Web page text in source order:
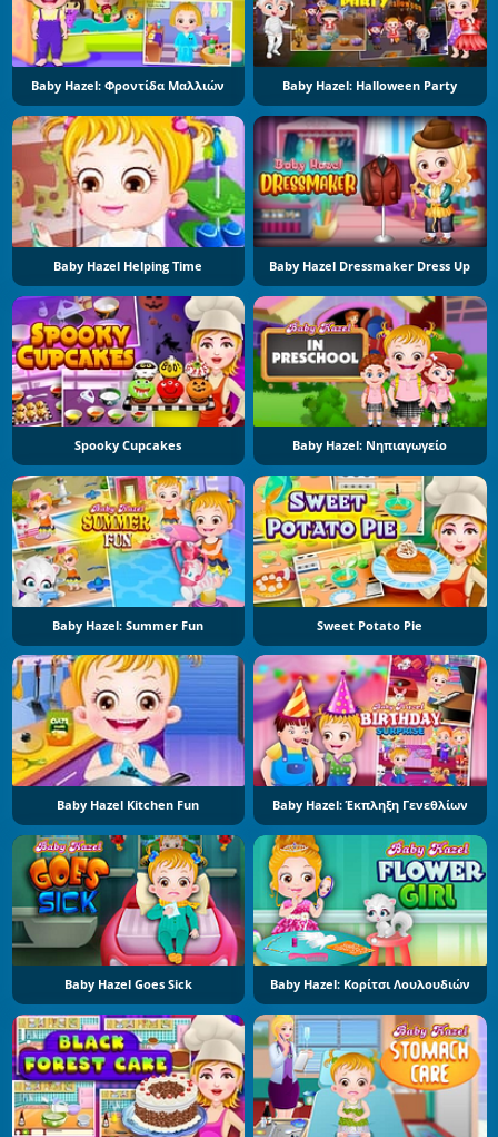
Baby Hazel: Φροντίδα Μαλλιών Baby Hazel: Halloween Party
Baby Hazel Helping Time Baby Hazel Dressmaker Dress Up
Spooky Cupcakes Baby Hazel: Νηπιαγωγείο
Baby Hazel: Summer Fun Sweet Potato Pie
Baby Hazel Kitchen Fun Baby Hazel: Έκπληξη Γενεθλίων
Baby Hazel Goes Sick Baby Hazel: Κορίτσι Λουλουδιών